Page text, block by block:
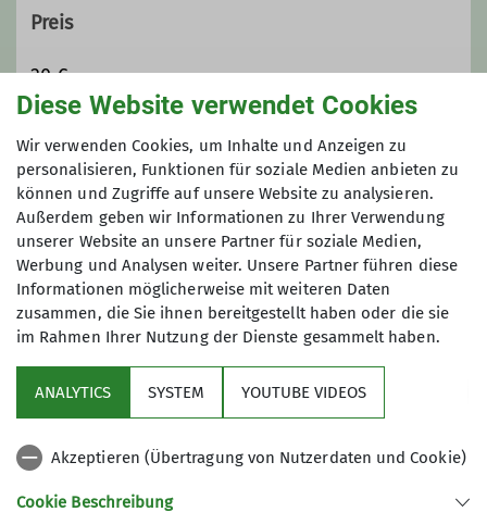
Preis
30 €
Maximale Teilnehmeranzahl
8
wichtige Infos
Partner
Diese Website verwendet Cookies
Wir verwenden Cookies, um Inhalte und Anzeigen zu
personalisieren, Funktionen für soziale Medien anbieten zu
können und Zugriffe auf unsere Website zu analysieren.
Außerdem geben wir Informationen zu Ihrer Verwendung
unserer Website an unsere Partner für soziale Medien,
Werbung und Analysen weiter. Unsere Partner führen diese
Informationen möglicherweise mit weiteren Daten
zusammen, die Sie ihnen bereitgestellt haben oder die sie
im Rahmen Ihrer Nutzung der Dienste gesammelt haben.
ANALYTICS SYSTEM YOUTUBE VIDEOS
Akzeptieren (Übertragung von Nutzerdaten und Cookie)
Cookie Beschreibung